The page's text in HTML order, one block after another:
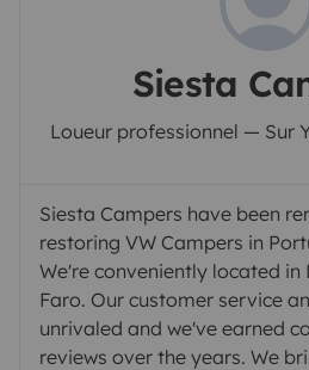
Siesta
Loueur professionnel — Sur
Siesta Campers have been
restoring VW Campers in
We're conveniently located in
Faro. Our customer service
unrivaled and we've earned
reviews over the years. We